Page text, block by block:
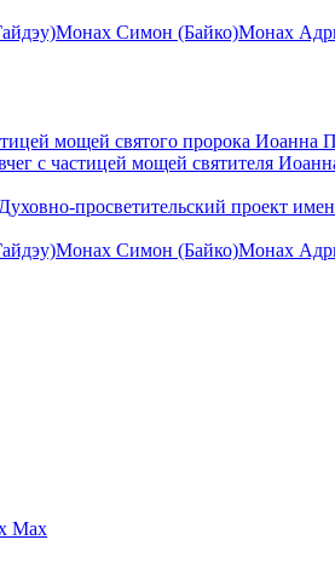
Монах Симон (Байко)Монах
мощей святого пророка Иоанна
с частицей мощей святителя
Духовно-просветительский проект
Монах Симон (Байко)Монах
Max